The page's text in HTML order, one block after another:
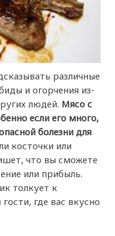
различные
и огорчения из-
людей. Мясо с
если его много,
болезни для
косточки или
что вы сможете
или прибыль.
толкует к
где вас вкусно